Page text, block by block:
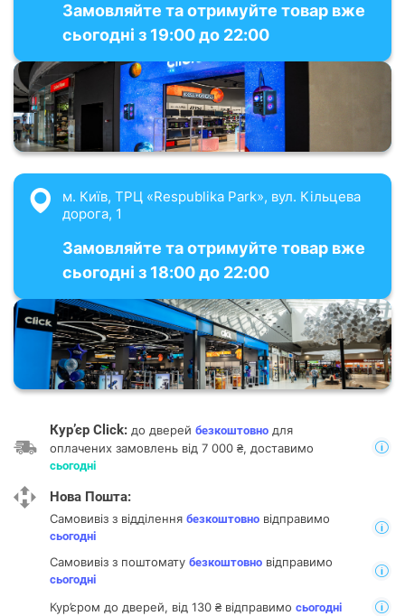
Замовляйте та отримуйте товар вже
сьогодні з 19:00 до 22:00
м. Київ, ТРЦ «Respublika Park», вул. Кільцева
дорога, 1
Замовляйте та отримуйте товар вже
сьогодні з 18:00 до 22:00
Кур’єр Click: до дверей безкоштовно для
оплачених замовлень від 7 000 ₴, доставимо
сьогодні
Нова Пошта:
Самовивіз з відділення безкоштовно відправимо
сьогодні
Самовивіз з поштомату безкоштовно відправимо
сьогодні
Кур’єром до дверей, від 130 ₴ відправимо сьогодні